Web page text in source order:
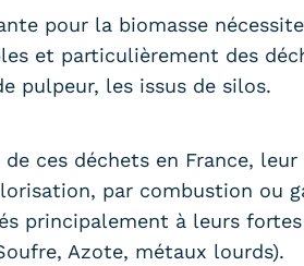
pour la biomasse
et particulièrement des
pulpeur, les issus de silos.
de ces déchets en France,
par combustion ou
principalement à leurs
Azote, métaux lourds).